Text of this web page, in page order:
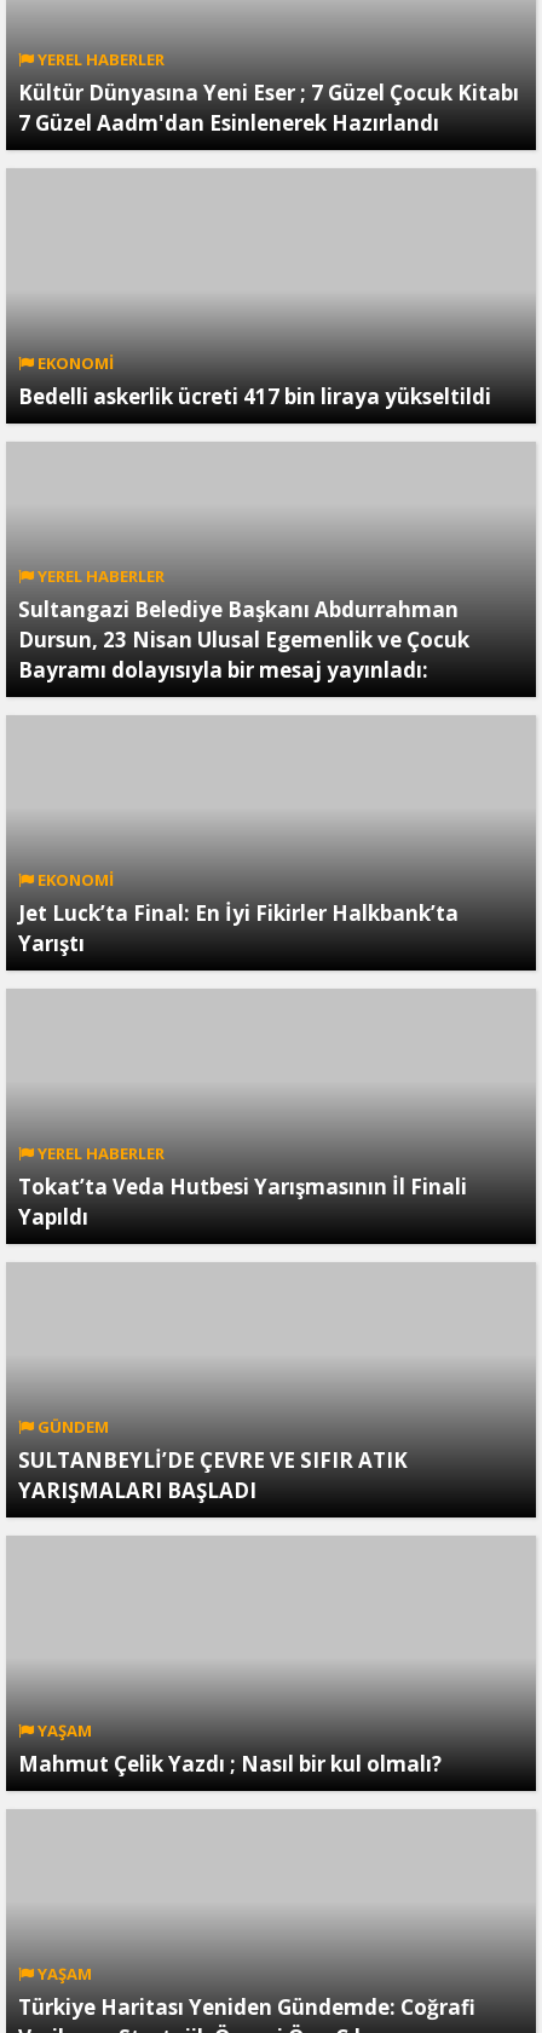
YEREL HABERLER
Kültür Dünyasına Yeni Eser ; 7 Güzel Çocuk Kitabı
7 Güzel Aadm'dan Esinlenerek Hazırlandı
EKONOMİ
Bedelli askerlik ücreti 417 bin liraya yükseltildi
YEREL HABERLER
Sultangazi Belediye Başkanı Abdurrahman
Dursun, 23 Nisan Ulusal Egemenlik ve Çocuk
Bayramı dolayısıyla bir mesaj yayınladı:
EKONOMİ
Jet Luck’ta Final: En İyi Fikirler Halkbank’ta
Yarıştı
YEREL HABERLER
Tokat’ta Veda Hutbesi Yarışmasının İl Finali
Yapıldı
GÜNDEM
SULTANBEYLİ’DE ÇEVRE VE SIFIR ATIK
YARIŞMALARI BAŞLADI
YAŞAM
Mahmut Çelik Yazdı ; Nasıl bir kul olmalı?
YAŞAM
Türkiye Haritası Yeniden Gündemde: Coğrafi